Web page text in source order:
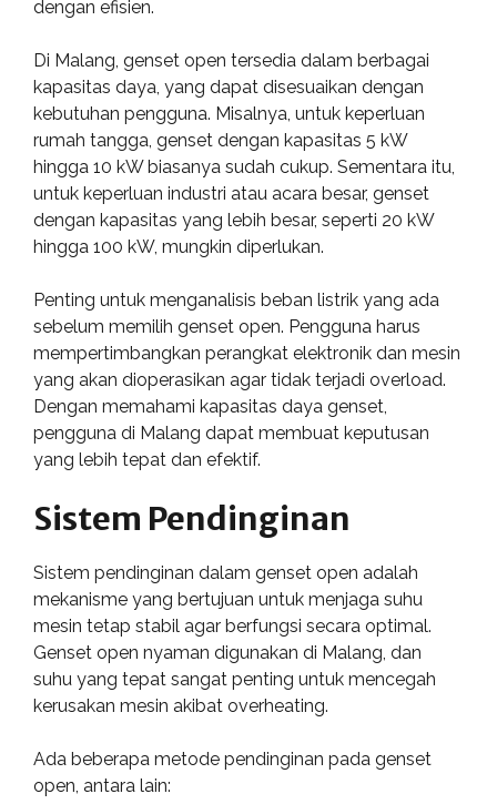
dengan efisien.
Di Malang, genset open tersedia dalam berbagai
kapasitas daya, yang dapat disesuaikan dengan
kebutuhan pengguna. Misalnya, untuk keperluan
rumah tangga, genset dengan kapasitas 5 kW
hingga 10 kW biasanya sudah cukup. Sementara itu,
untuk keperluan industri atau acara besar, genset
dengan kapasitas yang lebih besar, seperti 20 kW
hingga 100 kW, mungkin diperlukan.
Penting untuk menganalisis beban listrik yang ada
sebelum memilih genset open. Pengguna harus
mempertimbangkan perangkat elektronik dan mesin
yang akan dioperasikan agar tidak terjadi overload.
Dengan memahami kapasitas daya genset,
pengguna di Malang dapat membuat keputusan
yang lebih tepat dan efektif.
Sistem Pendinginan
Sistem pendinginan dalam genset open adalah
mekanisme yang bertujuan untuk menjaga suhu
mesin tetap stabil agar berfungsi secara optimal.
Genset open nyaman digunakan di Malang, dan
suhu yang tepat sangat penting untuk mencegah
kerusakan mesin akibat overheating.
Ada beberapa metode pendinginan pada genset
open, antara lain: